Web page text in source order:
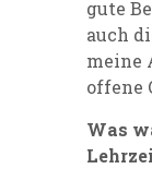
gute
auch
meine
offene
Was